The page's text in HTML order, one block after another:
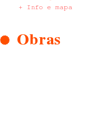
+ Info e mapa
Obras